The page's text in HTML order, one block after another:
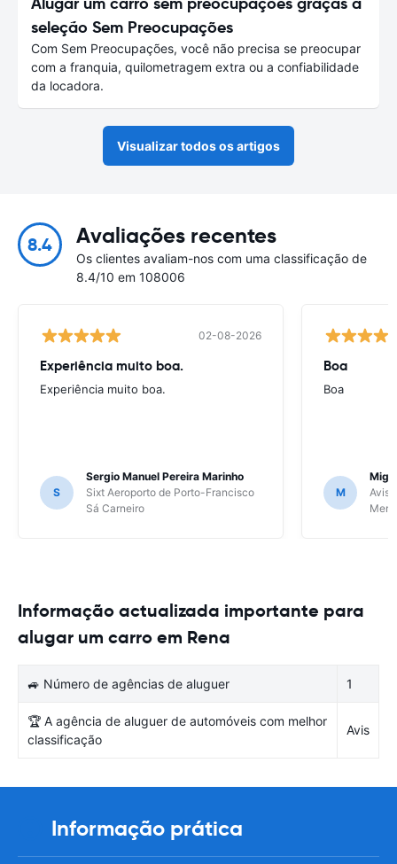
seleção Sem Preocupações
Com Sem Preocupações, você não precisa se preocupar
com a franquia, quilometragem extra ou a confiabilidade
da locadora.
Visualizar todos os artigos
8.4 Avaliações recentes
Os clientes avaliam-nos com uma classificação de
8.4/10 em 108006
02-08-2026
Experiência muito boa.
Experiência muito boa.
S
Sergio Manuel Pereira Marinho
Sixt Aeroporto de Porto-Francisco
Sá Carneiro
Boa
Boa
M
Avis
Informação actualizada importante para
alugar um carro em Rena
🚙 Número de agências de aluguer 1
🏆 A agência de aluguer de automóveis com melhor
classificação
Avis
Informação prática